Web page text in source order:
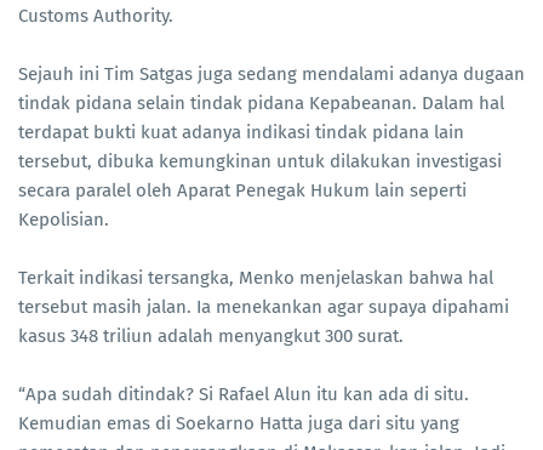
Customs Authority.
Sejauh ini Tim Satgas juga sedang mendalami adanya dugaan
tindak pidana selain tindak pidana Kepabeanan. Dalam hal
terdapat bukti kuat adanya indikasi tindak pidana lain
tersebut, dibuka kemungkinan untuk dilakukan investigasi
secara paralel oleh Aparat Penegak Hukum lain seperti
Kepolisian.
Terkait indikasi tersangka, Menko menjelaskan bahwa hal
tersebut masih jalan. Ia menekankan agar supaya dipahami
kasus 348 triliun adalah menyangkut 300 surat.
“Apa sudah ditindak? Si Rafael Alun itu kan ada di situ.
Kemudian emas di Soekarno Hatta juga dari situ yang